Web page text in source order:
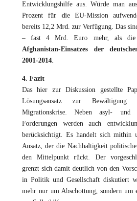
Entwicklungshilfe aus. Würde man
Prozent für die EU-Mission
bereits 12,2 Mrd. zur Verfügung. Das
– fast 4 Mrd. Euro mehr, als
Afghanistan-Einsatzes der
2001-2014.
4. Fazit
Das hier zur Diskussion gestellte
Lösungsansatz zur Bewältigung
Migrationskrise. Neben asyl- und
Forderungen werden auch
berücksichtigt. Es handelt sich mithin
Ansatz, der die Nachhaltigkeit
den Mittelpunkt rückt. Der
grenzt sich damit deutlich von den
in Politik und Gesellschaft diskutiert
mehr nur um Abschottung, sondern um